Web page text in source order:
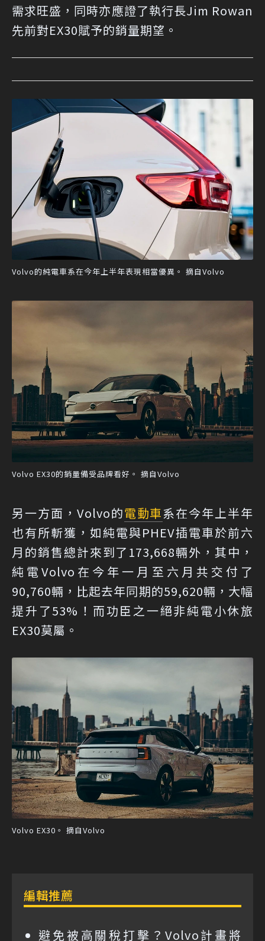
需求旺盛，同時亦應證了執行長Jim Rowan
先前對EX30賦予的銷量期望。
Volvo的純電車系在今年上半年表現相當優異。 摘自Volvo
Volvo EX30的銷量備受品牌看好。 摘自Volvo
另一方面，Volvo的電動車系在今年上半年
也有所斬獲，如純電與PHEV插電車於前六
月的銷售總計來到了173,668輛外，其中，
純電Volvo在今年一月至六月共交付了
90,760輛，比起去年同期的59,620輛，大幅
提升了53%！而功臣之一絕非純電小休旅
EX30莫屬。
Volvo EX30。 摘自Volvo
編輯推薦
避免被高關稅打擊？Volvo計畫將